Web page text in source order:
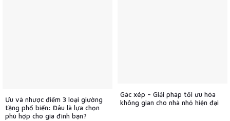
Ưu và nhược điểm 3 loại giường
tầng phổ biến: Đâu là lựa chọn
phù hợp cho gia đình bạn?
Gác xép – Giải pháp tối ưu hóa
không gian cho nhà nhỏ hiện đại